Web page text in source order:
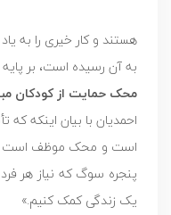
هستند و کار خیری را به
به آن رسیده است، بر
محک حمایت از کودکان
احمدیان با بیان اینکه
پنجره سوگ که نیاز هر
یک زندگی کمک کنیم.»